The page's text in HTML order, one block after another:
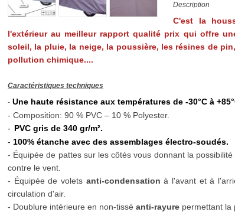
Description
C'est la
l'extérieur au meilleur rapport qualité prix qui offre
soleil, la pluie, la neige, la poussière, les résines de
pollution chimique....
Caractéristiques techniques
- Une haute résistance aux températures de -30°C à
- Composition: 90 % PVC – 10 % Polyester.
- PVC gris de 340 gr/m².
- 100% étanche avec des assemblages électro-soudés.
- Équipée de pattes sur les côtés vous donnant la
contre le vent.
- Équipée de volets anti-condensation à l'avant et à
circulation d'air.
- Doublure intérieure en non-tissé anti-rayure permettant la